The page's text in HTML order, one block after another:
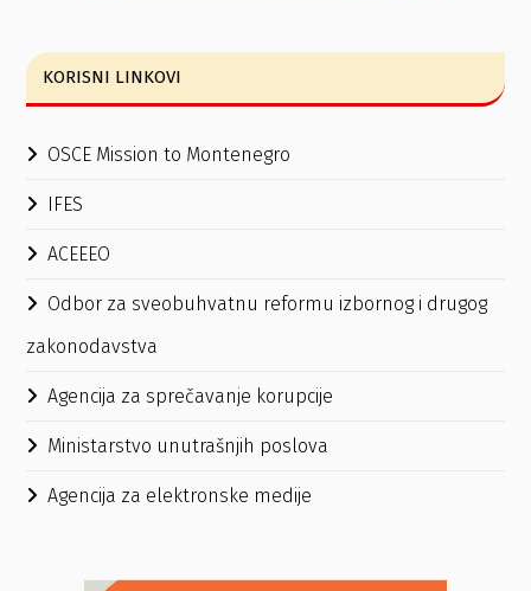
KORISNI LINKOVI
OSCE Mission to Montenegro
IFES
ACEEEO
Odbor za sveobuhvatnu reformu izbornog i drugog
zakonodavstva
Agencija za sprečavanje korupcije
Ministarstvo unutrašnjih poslova
Agencija za elektronske medije